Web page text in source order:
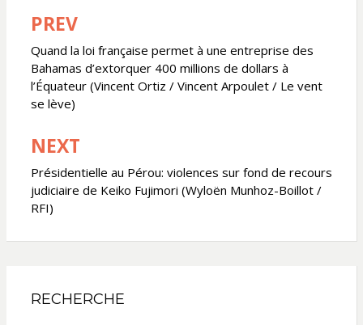
Navigation
de
l’article
PREV
Quand la loi française permet à une entreprise des
Bahamas d’extorquer 400 millions de dollars à
l’Équateur (Vincent Ortiz / Vincent Arpoulet / Le vent
se lève)
NEXT
Présidentielle au Pérou: violences sur fond de recours
judiciaire de Keiko Fujimori (Wyloën Munhoz-Boillot /
RFI)
RECHERCHE